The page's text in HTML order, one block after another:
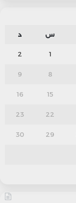
س د
1
2
8
9
15
16
22
23
29
30